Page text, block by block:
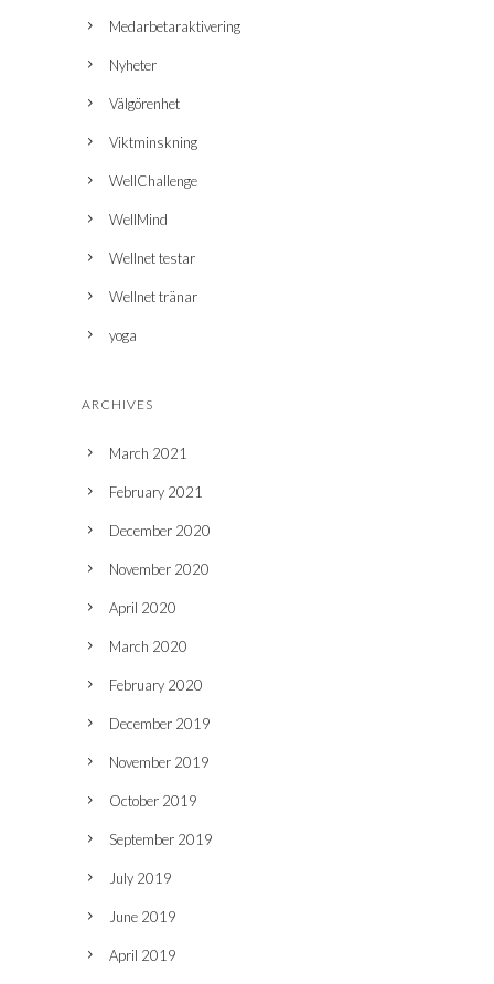
Medarbetaraktivering
Nyheter
Välgörenhet
Viktminskning
WellChallenge
WellMind
Wellnet testar
Wellnet tränar
yoga
ARCHIVES
March 2021
February 2021
December 2020
November 2020
April 2020
March 2020
February 2020
December 2019
November 2019
October 2019
September 2019
July 2019
June 2019
April 2019